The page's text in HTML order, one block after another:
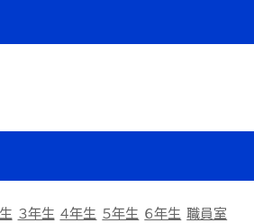
３年生 ４年生 ５年生 ６年生 職員室